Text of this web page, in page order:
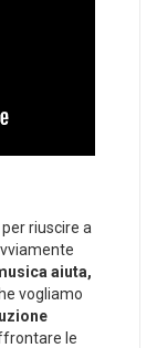
per riuscire a
aiuta,
vogliamo
le